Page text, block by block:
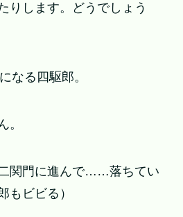
します。どうでしょう
なる四駆郎。
。
関門に進んで……落ちてい
もビビる）